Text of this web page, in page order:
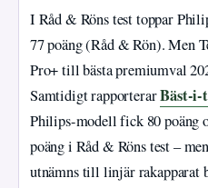
I Råd & Röns test toppar
77 poäng (Råd & Rön). Men
Pro+ till bästa premiumval
Samtidigt rapporterarBäst-i-
Philips-modell fick 80 poäng
poäng i Råd & Röns test –
utnämns till linjär rakapparat